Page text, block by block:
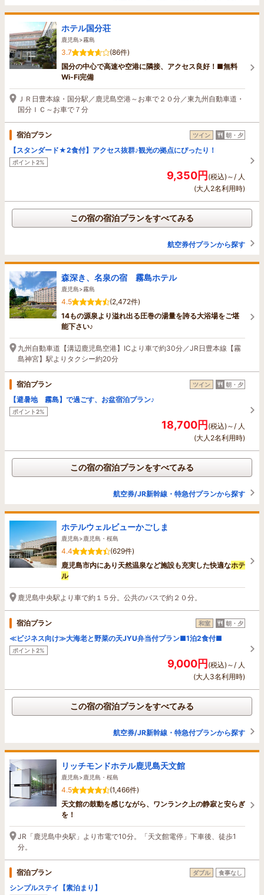
ホテル国分荘
鹿児島>霧島
3.7
(86件)
国分の中心で高速や空港に隣接、アクセス良好！■無料
Wi-Fi完備
ＪＲ日豊本線・国分駅／鹿児島空港～お車で２０分／東九州自動車道・
国分ＩＣ～お車で７分
宿泊プラン ツイン 朝・夕
【スタンダード★2食付】アクセス抜群♪観光の拠点にぴったり！
ポイント2%
9,350円(税込)～/ 人
(大人2名利用時)
この宿の宿泊プランをすべてみる
航空券付プランから探す
森深き、名泉の宿 霧島ホテル
鹿児島>霧島
4.5
(2,472件)
14もの源泉より溢れ出る圧巻の湯量を誇る大浴場をご堪
能下さい♪
九州自動車道【溝辺鹿児島空港】ICより車で約30分／JR日豊本線【霧
島神宮】駅よりタクシー約20分
宿泊プラン ツイン 朝・夕
【避暑地 霧島】で過ごす、お盆宿泊プラン♪
ポイント2%
18,700円(税込)～/ 人
(大人2名利用時)
この宿の宿泊プランをすべてみる
航空券/JR新幹線・特急付プランから探す
ホテルウェルビューかごしま
鹿児島>鹿児島・桜島
4.4
(629件)
鹿児島市内にあり天然温泉など施設も充実した快適なホテ
ル
鹿児島中央駅より車で約１５分。公共のバスで約２０分。
宿泊プラン 和室 朝・夕
≪ビジネス向け≫大海老と野菜の天JYU弁当付プラン■1泊2食付■
ポイント2%
9,000円(税込)～/ 人
(大人3名利用時)
この宿の宿泊プランをすべてみる
航空券/JR新幹線・特急付プランから探す
リッチモンドホテル鹿児島天文館
鹿児島>鹿児島・桜島
4.5
(1,466件)
天文館の鼓動を感じながら、ワンランク上の静寂と安らぎ
を！
JR「鹿児島中央駅」より市電で10分。「天文館電停」下車後、徒歩1
分。
宿泊プラン ダブル 食事なし
シンプルステイ【素泊まり】